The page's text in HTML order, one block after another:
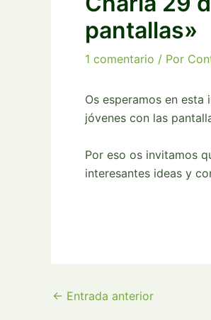
pantallas»
1 comentario / Por
Os esperamos en
jóvenes con las
Por eso os invitamos
interesantes ideas y
← Entrada anterior